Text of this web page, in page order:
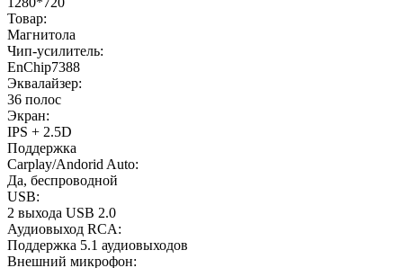
Товар:
Магнитола
Чип-усилитель:
EnChip7388
Эквалайзер:
36 полос
Экран:
IPS + 2.5D
Поддержка
Carplay/Andorid Auto:
Да, беспроводной
USB:
2 выхода USB 2.0
Аудиовыход RCA:
Поддержка 5.1 аудиовыходов
Внешний микрофон: